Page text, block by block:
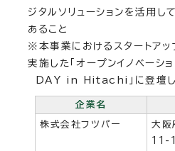
ジタルソリューションを活用
あること
※本事業におけるスタートア
実施した「オープンイノベーショ
DAY in Hitachi」に登壇し
企業名
株式会社フツパー
大阪
11-